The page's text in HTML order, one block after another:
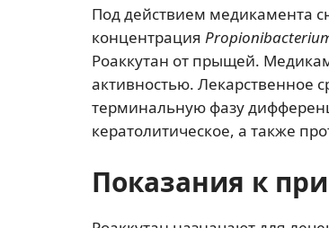
Под действием медикамента
концентрация
Роаккутан от прыщей.
активностью. Лекарственное
терминальную фазу
кератолитическое, а также
Показания к